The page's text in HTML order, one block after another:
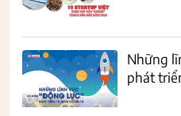
Những
phát